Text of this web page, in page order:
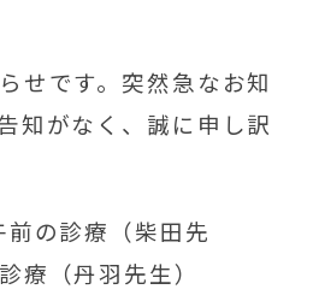
せです。突然急なお知
知がなく、誠に申し訳
の診療（柴田先
（丹羽先生）